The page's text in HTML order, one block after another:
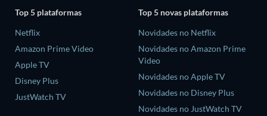
Top 5 plataformas
Netflix
Amazon Prime Video
Apple TV
Disney Plus
JustWatch TV
Top 5 novas plataformas
Novidades no Netflix
Novidades no Amazon Prime
Video
Novidades no Apple TV
Novidades no Disney Plus
Novidades no JustWatch TV